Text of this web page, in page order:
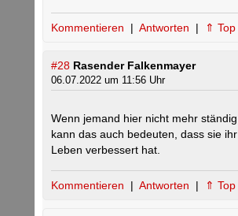
Kommentieren | Antworten | ⇑ Top
#28 Rasender Falkenmayer
06.07.2022 um 11:56 Uhr
Wenn jemand hier nicht mehr
kann das auch bedeuten, dass sie
Leben verbessert hat.
Kommentieren | Antworten | ⇑ Top